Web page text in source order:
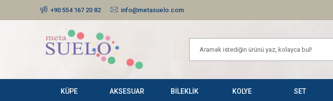
+90 554 167 20 82 info@metasuelo.com
KÜPE AKSESUAR BİLEKLİK KOLYE SET